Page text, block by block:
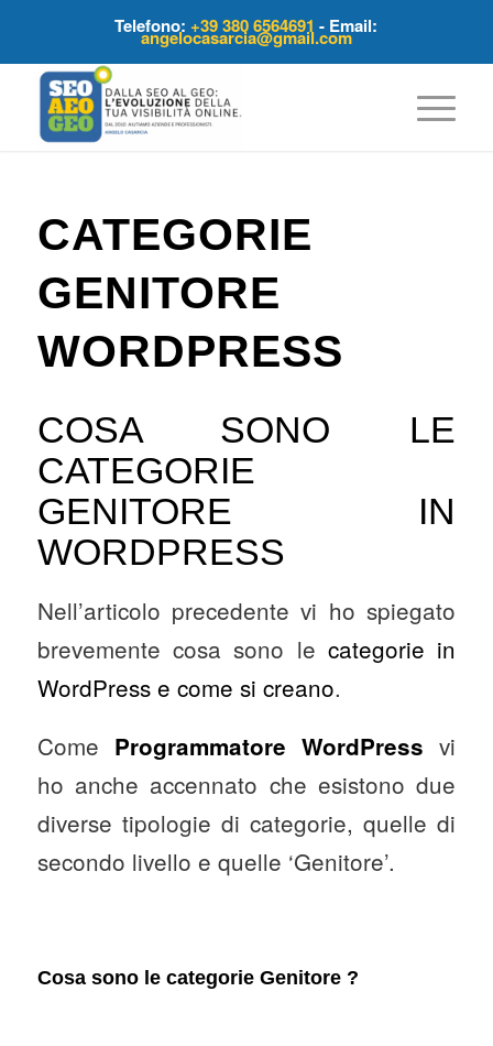
Telefono:+39 380 6564691 - Email:
angelocasarcia@gmail.com
CATEGORIE
GENITORE
WORDPRESS
COSA SONO LE
CATEGORIE
GENITORE IN
WORDPRESS
Nell’articolo precedente vi ho spiegato
brevemente cosa sono lecategorie in
WordPress e come si creano.
Come Programmatore WordPress vi
ho anche accennato che esistono due
diverse tipologie di categorie, quelle di
secondo livello e quelle ‘Genitore’.
Cosa sono le categorie Genitore ?